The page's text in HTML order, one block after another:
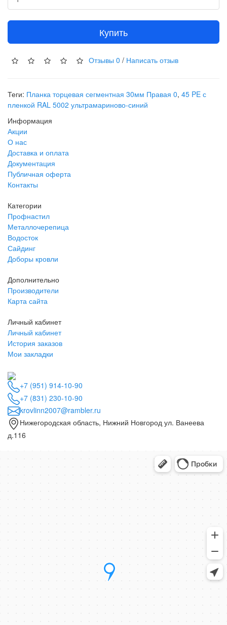
Купить
Отзывы 0 / Написать отзыв
Теги: Планка торцевая сегментная 30мм Правая 0, 45 PE с
пленкой RAL 5002 ультрамариново-синий
Информация
Акции
О нас
Доставка и оплата
Документация
Публичная оферта
Контакты
Категории
Профнастил
Металлочерепица
Водосток
Сайдинг
Доборы кровли
Дополнительно
Производители
Карта сайта
Личный кабинет
Личный кабинет
История заказов
Мои закладки
+7 (951) 914-10-90
+7 (831) 230-10-90
krovlinn2007@rambler.ru
Нижегородская область, Нижний Новгород ул. Ванеева
д.116